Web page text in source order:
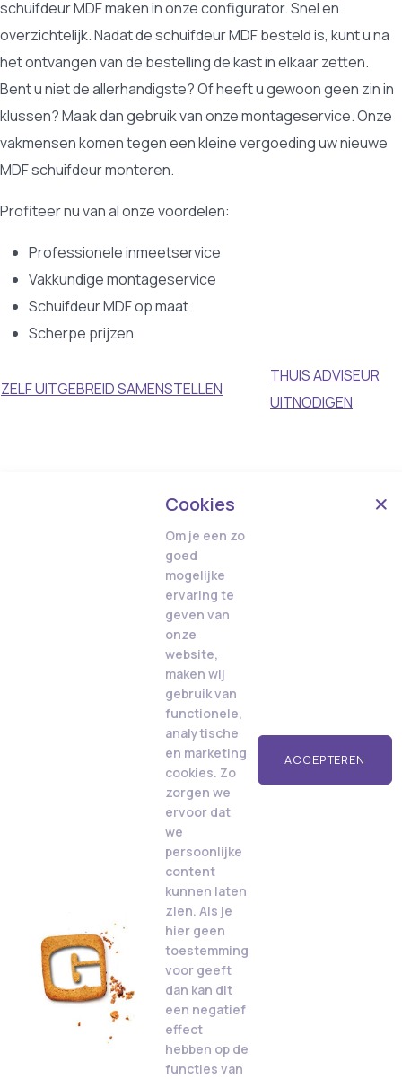
schuifdeur MDF maken in onze configurator. Snel en
overzichtelijk. Nadat de schuifdeur MDF besteld is, kunt u na
het ontvangen van de bestelling de kast in elkaar zetten.
Bent u niet de allerhandigste? Of heeft u gewoon geen zin in
klussen? Maak dan gebruik van onze montageservice. Onze
vakmensen komen tegen een kleine vergoeding uw nieuwe
MDF schuifdeur monteren.
Profiteer nu van al onze voordelen:
Professionele inmeetservice
Vakkundige montageservice
Schuifdeur MDF op maat
Scherpe prijzen
ZELF UITGEBREID SAMENSTELLEN
THUIS ADVISEUR
UITNODIGEN
Cookies
Om je een zo
goed
mogelijke
ervaring te
geven van
onze
website,
maken wij
gebruik van
functionele,
analytische
en marketing
cookies. Zo
zorgen we
ervoor dat
we
persoonlijke
content
kunnen laten
zien. Als je
hier geen
toestemming
voor geeft
dan kan dit
een negatief
effect
hebben op de
functies van
ACCEPTEREN